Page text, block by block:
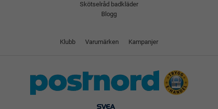
Skötselråd badkläder
Blogg
Klubb Varumärken Kampanjer